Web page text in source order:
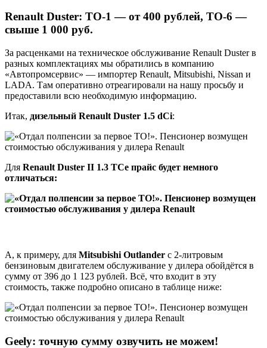
Renault Duster: ТО-1 — от 400 рублей, ТО-6 —
свыше 1 000 руб.
За расценками на техническое обслуживание Renault Duster в
разных комплектациях мы обратились в компанию
«Автопромсервис» — импортер Renault, Mitsubishi, Nissan и
LADA. Там оперативно отреагировали на нашу просьбу и
предоставили всю необходимую информацию.
Итак, дизельный Renault Duster 1.5 dCi:
Для Renault Duster II 1.3 TCe прайс будет немного
отличаться:
А, к примеру, для Mitsubishi Outlander с 2-литровым
бензиновым двигателем обслуживание у дилера обойдётся в
сумму от 396 до 1 123 рублей. Всё, что входит в эту
стоимость, также подробно описано в таблице ниже:
Geely: точную сумму озвучить не можем!